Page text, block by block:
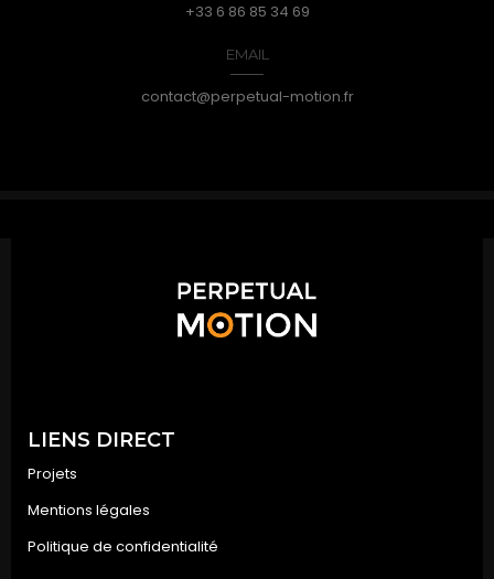
+33 6 86 85 34 69
EMAIL
contact@perpetual-motion.fr
LIENS DIRECT
Projets
Mentions légales
Politique de confidentialité